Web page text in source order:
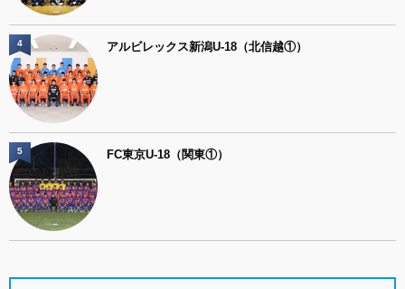
アルビレックス新潟U-18（北信越①）
4
FC東京U-18（関東①）
5